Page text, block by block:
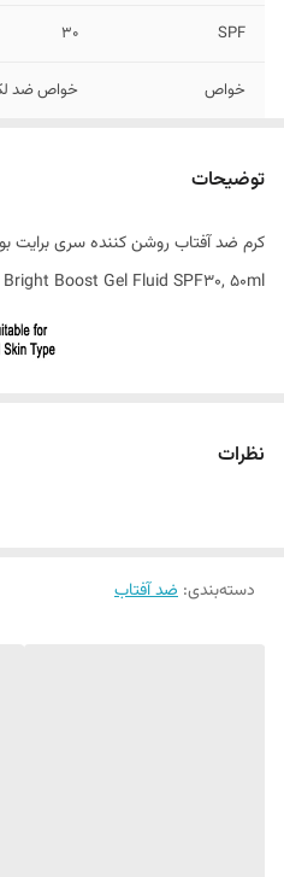
SPF
30
خواص خواص ضد
ساخت کشور فرانسه
توضیحات
کرم ضد آفتاب روشن کننده سری برایت
Boost Gel Fluid SPF30, 50ml
پوست در برابر اشعه‌های مضر نور
توجه داشت که اشعه‌های مضر نور
نظرات
دسته‌بندی: ضد آفتاب